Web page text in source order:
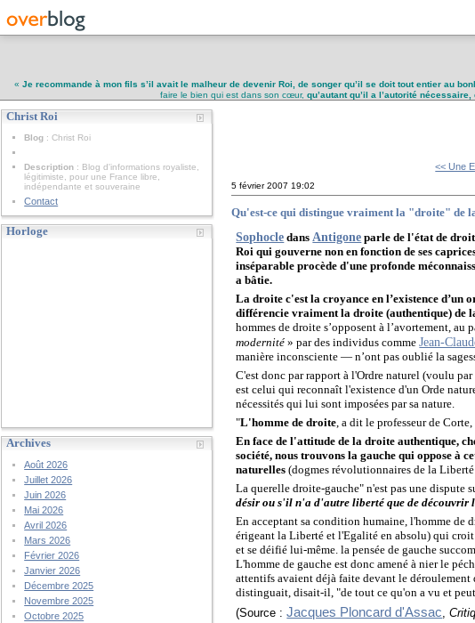
« Je recommande à mon fils s’il avait le malheur de devenir Roi, de songer qu’il se doit tout entier au
faire le bien qui est dans son cœur, qu’autant qu’il a l’autorité
Christ Roi
Blog : Christ Roi
Description : Blog d'informations royaliste,
légitimiste, pour une France libre,
indépendante et souveraine
Contact
Horloge
Archives
Août 2026
Juillet 2026
Juin 2026
Mai 2026
Avril 2026
Mars 2026
Février 2026
Janvier 2026
Décembre 2025
Novembre 2025
Octobre 2025
<< Une
5 février 2007 19:02
Qu'est-ce qui distingue vraiment la "droite" de
Sophocle dans Antigone parle de l'état de
Roi qui gouverne non en fonction de ses
inséparable procède d'une profonde
a bâtie.
La droite c'estla croyance en l’existence d’un
différencie vraiment la droite (authentique) de
hommes de droite s’opposent à l’avortement, au
modernité » par des individus commeJean-
manière inconsciente — n’ont pas oublié la
C'est donc par rapport à l'Ordre naturel (voulu
est celui qui reconnaît l'existence d'un Orde
nécessités qui lui sont imposées par sa nature.
"L'homme de droite , a dit le professeur de Corte,
En face de l'attitude de la droite authentique,
société, nous trouvons la gauche qui oppose à
naturelles(dogmes révolutionnaires de la
La querelle droite-gauche" n'est pas une dispute
désir ou s'il n'a d'autre liberté que de
En acceptant sa condition humaine, l'homme de
érigeant la Liberté et l'Egalité en absolu) qui
et se déifié lui-même. la pensée de gauche
L'homme de gauche est donc amené à nier le
attentifs avaient déjà faite devant le
distinguait, disait-il, "de tout ce qu'on a vu et
(Source :Jacques Ploncard d'Assac ,